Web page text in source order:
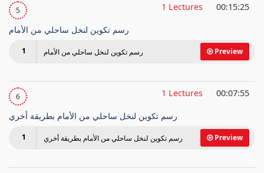
5 1 Lectures 00:15:25
رسم تكوين لنخل ساحلي من الأمام
1 Preview رسم تكوين لنخل ساحلي من الأمام
6 1 Lectures 00:07:55
رسم تكوين لنخل ساحلي من الأمام بطريقة أخري
1 Preview رسم تكوين لنخل ساحلي من الأمام بطريقة أخري